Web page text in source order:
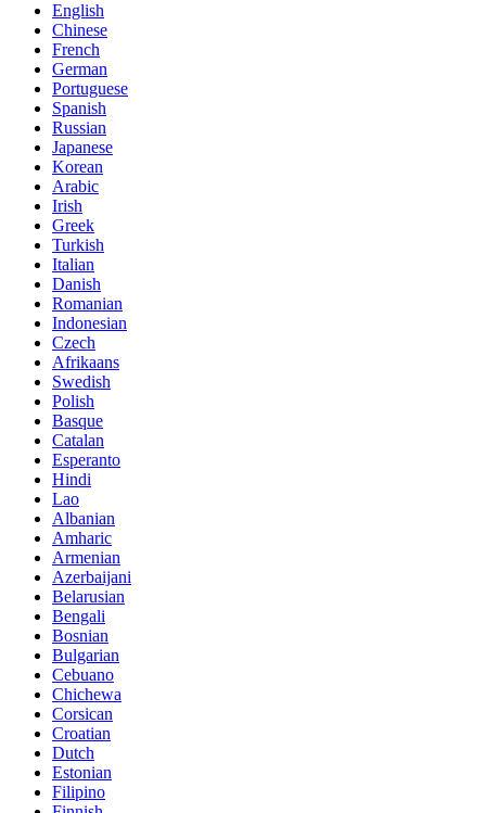
English
Chinese
French
German
Portuguese
Spanish
Russian
Japanese
Korean
Arabic
Irish
Greek
Turkish
Italian
Danish
Romanian
Indonesian
Czech
Afrikaans
Swedish
Polish
Basque
Catalan
Esperanto
Hindi
Lao
Albanian
Amharic
Armenian
Azerbaijani
Belarusian
Bengali
Bosnian
Bulgarian
Cebuano
Chichewa
Corsican
Croatian
Dutch
Estonian
Filipino